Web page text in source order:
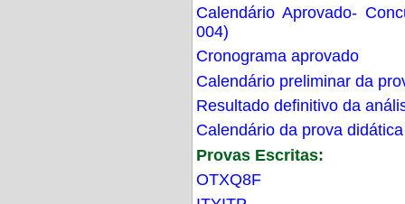
Calendário Aprovado-
004)
Cronograma aprovado
Calendário preliminar da
Resultado definitivo da
Calendário da prova didática
Provas Escritas:
OTXQ8F